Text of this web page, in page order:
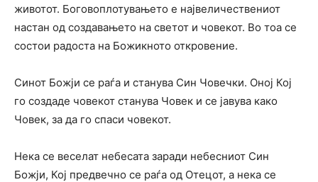
животот. Боговоплотувањето е највеличествениот
настан од создавањето на светот и човекот. Во тоа се
состои радоста на Божикното откровение.
Синот Божји се раѓа и станува Син Човечки. Оној Кој
го создаде човекот станува Човек и се јавува како
Човек, за да го спаси човекот.
Нека се веселат небесата заради небесниот Син
Божји, Кој предвечно се раѓа од Отецот, а нека се